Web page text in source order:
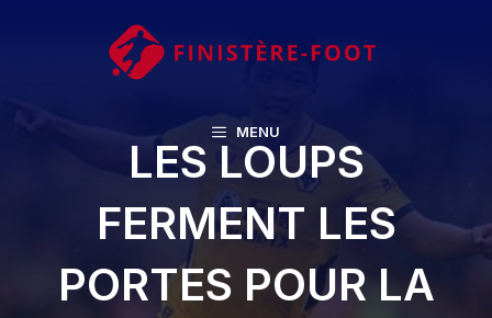
MENU
LES LOUPS
FERMENT LES
PORTES POUR LA